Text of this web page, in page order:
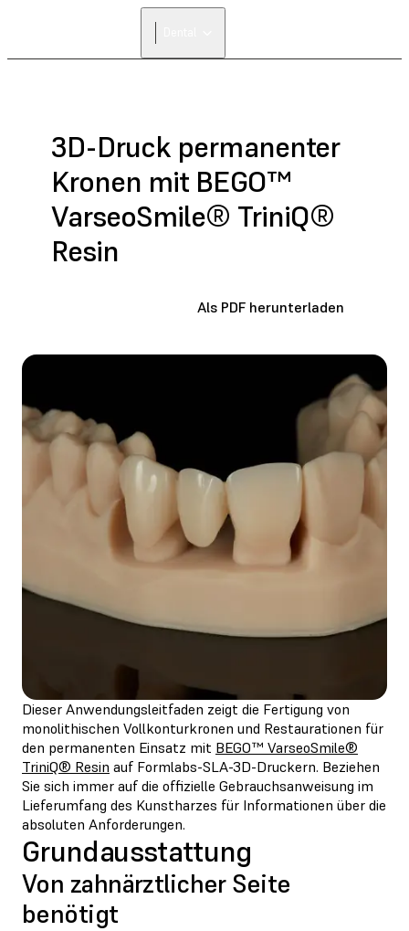
3D-Druck permanenter
Kronen mit BEGO™
VarseoSmile® TriniQ®
Resin
Als PDF herunterladen
Dieser Anwendungsleitfaden zeigt die Fertigung von
monolithischen Vollkonturkronen und Restaurationen für
den permanenten Einsatz mit BEGO™ VarseoSmile®
TriniQ® Resin auf Formlabs-SLA-3D-Druckern. Beziehen
Sie sich immer auf die offizielle Gebrauchsanweisung im
Lieferumfang des Kunstharzes für Informationen über die
absoluten Anforderungen.
Grundausstattung
Von zahnärztlicher Seite
benötigt